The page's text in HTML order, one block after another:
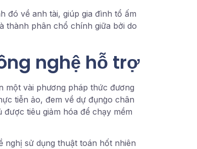
đó về anh tài, giúp gia đình tổ ấm
thành phân chổ chính giữa bởi do
nghệ hỗ trợ
một vài phương pháp thức đương
tiễn ảo, đem về dự đụng̀o chân
tiêu giảm hóa để chạy mềm
sử dụng thuật toán hốt nhiên